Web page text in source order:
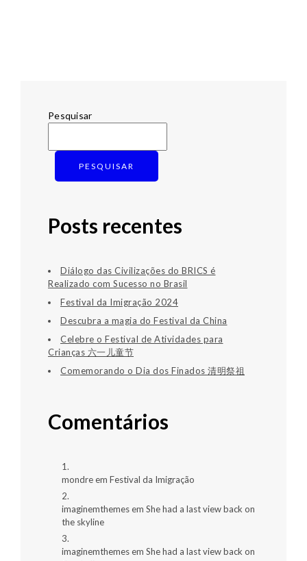
Pesquisar
PESQUISAR
Posts recentes
Diálogo das Civilizações do BRICS é
Realizado com Sucesso no Brasil
Festival da Imigração 2024
Descubra a magia do Festival da China
Celebre o Festival de Atividades para
Crianças 六一儿童节
Comemorando o Dia dos Finados 清明祭祖
Comentários
mondreem Festival da Imigração
imaginemthemesem She had a last view back on
the skyline
imaginemthemesem She had a last view back on